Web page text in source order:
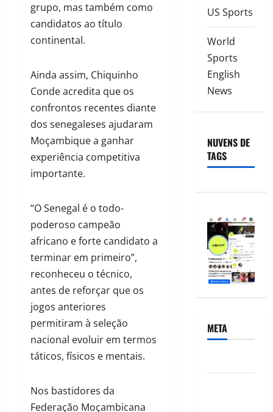
grupo, mas também como
candidatos ao título
continental.
Ainda assim, Chiquinho
Conde acredita que os
confrontos recentes diante
dos senegaleses ajudaram
Moçambique a ganhar
experiência competitiva
importante.
“O Senegal é o todo-
poderoso campeão
africano e forte candidato a
terminar em primeiro”,
reconheceu o técnico,
antes de reforçar que os
jogos anteriores
permitiram à seleção
nacional evoluir em termos
táticos, físicos e mentais.
Nos bastidores da
Federação Moçambicana
US Sports
World
Sports
English
News
NUVENS DE
TAGS
META